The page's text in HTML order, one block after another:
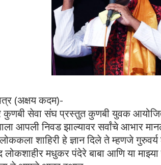
(अक्षय कदम)-
कुणबी सेवा संघ प्रस्तुत कुणबी युवक
आपली निवड झाल्यावर सर्वांचे आभार
शाहिरी हे ज्ञान दिले ते म्हणजे
मधुकर पंदेरे बाबा आणि या माझ्या